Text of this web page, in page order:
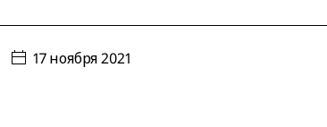
17 ноября 2021